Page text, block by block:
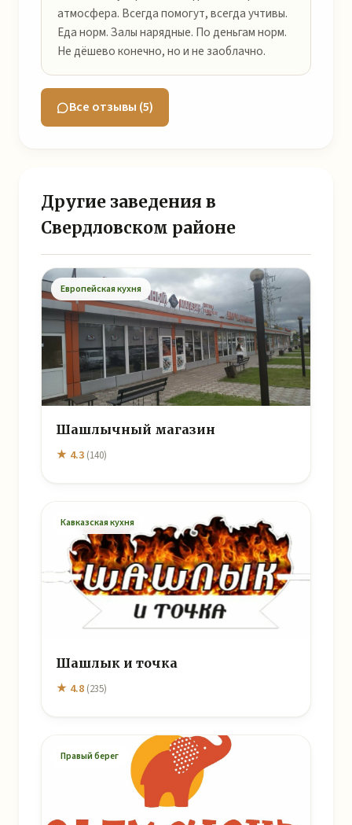
атмосфера. Всегда помогут, всегда учтивы.
Еда норм. Залы нарядные. По деньгам норм.
Не дёшево конечно, но и не заоблачно.
Все отзывы (5)
Другие заведения в
Свердловском районе
Европейская кухня
Шашлычный магазин
★ 4.3 (140)
Кавказская кухня
Шашлык и точка
★ 4.8 (235)
Правый берег